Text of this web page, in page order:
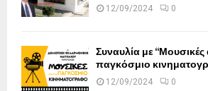
12/09/2024 0
Συναυλία με
παγκόσμιο
12/09/2024 0